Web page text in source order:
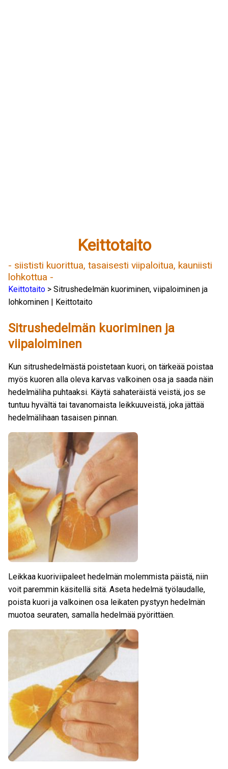
Keittotaito
- siististi kuorittua, tasaisesti viipaloitua, kauniisti
lohkottua -
Keittotaito > Sitrushedelmän kuoriminen, viipaloiminen ja
lohkominen | Keittotaito
Sitrushedelmän kuoriminen ja
viipaloiminen
Kun sitrushedelmästä poistetaan kuori, on tärkeää poistaa
myös kuoren alla oleva karvas valkoinen osa ja saada näin
hedelmäliha puhtaaksi. Käytä sahateräistä veistä, jos se
tuntuu hyvältä tai tavanomaista leikkuuveistä, joka jättää
hedelmälihaan tasaisen pinnan.
Leikkaa kuoriviipaleet hedelmän molemmista päistä, niin
voit paremmin käsitellä sitä. Aseta hedelmä työlaudalle,
poista kuori ja valkoinen osa leikaten pystyyn hedelmän
muotoa seuraten, samalla hedelmää pyörittäen.